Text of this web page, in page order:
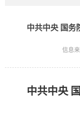
中共中央 国务
信息来
中共中央